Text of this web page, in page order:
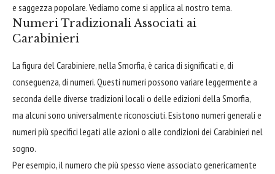
e saggezza popolare. Vediamo come si applica al nostro tema.
Numeri Tradizionali Associati ai
Carabinieri
La figura del Carabiniere, nella Smorfia, è carica di significati e, di
conseguenza, di numeri. Questi numeri possono variare leggermente a
seconda delle diverse tradizioni locali o delle edizioni della Smorfia,
ma alcuni sono universalmente riconosciuti. Esistono numeri generali e
numeri più specifici legati alle azioni o alle condizioni dei Carabinieri nel
sogno.
Per esempio, il numero che più spesso viene associato genericamente